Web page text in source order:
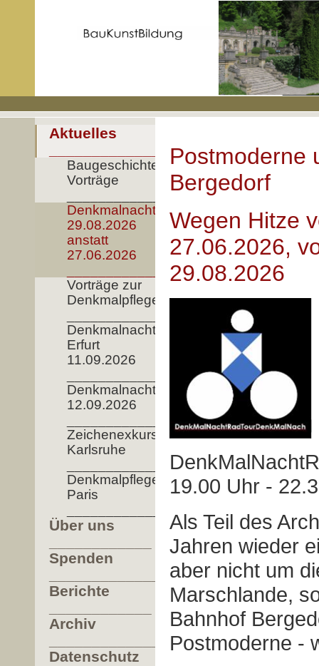
Aktuelles
____________________
Baugeschichte
Vorträge
__________________
Denkmalnacht
29.08.2026
anstatt
27.06.2026
__________________
Vorträge zur
Denkmalpflege
Denkmalnacht
Erfurt
11.09.2026
Denkmalnacht
12.09.2026
__________________
Zeichenexkursion
Karlsruhe
__________________
Denkmalpflege
Paris
Über uns
Spenden
_______________
Berichte
Archiv
___________________
Datenschutz
Postmoderne
Bergedorf
Wegen Hitze
27.06.2026,
29.08.2026
19.00 Uhr -
Als Teil des
Jahren wieder
aber nicht um
Marschlande,
Bahnhof
Postmoderne -